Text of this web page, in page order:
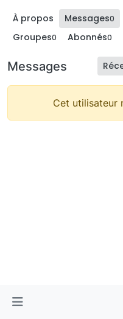
À propos Messages0
Groupes0 Abonnés0
Messages
Cet utilisateur